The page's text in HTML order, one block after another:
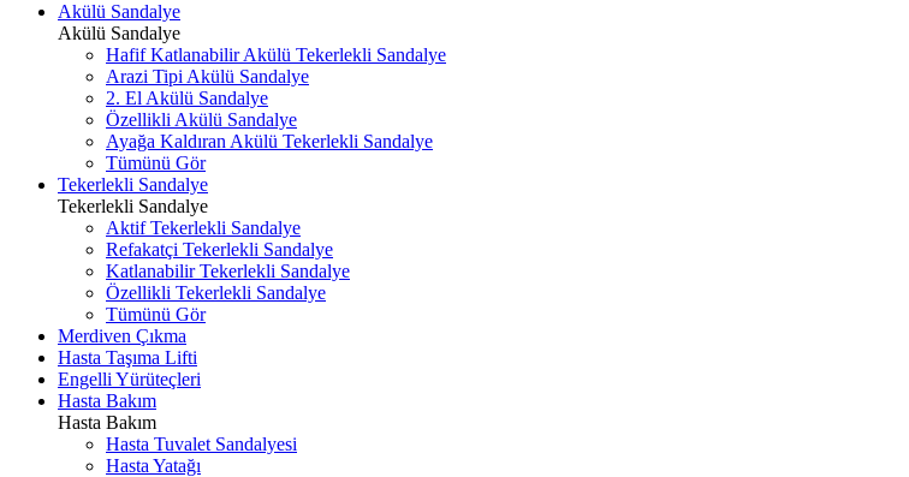
Akülü Sandalye
Akülü Sandalye
Hafif Katlanabilir Akülü Tekerlekli Sandalye
Arazi Tipi Akülü Sandalye
2. El Akülü Sandalye
Özellikli Akülü Sandalye
Ayağa Kaldıran Akülü Tekerlekli Sandalye
Tümünü Gör
Tekerlekli Sandalye
Tekerlekli Sandalye
Aktif Tekerlekli Sandalye
Refakatçi Tekerlekli Sandalye
Katlanabilir Tekerlekli Sandalye
Özellikli Tekerlekli Sandalye
Tümünü Gör
Merdiven Çıkma
Hasta Taşıma Lifti
Engelli Yürüteçleri
Hasta Bakım
Hasta Bakım
Hasta Tuvalet Sandalyesi
Hasta Yatağı